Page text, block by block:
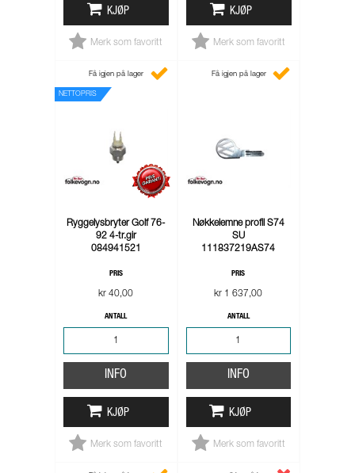
KJØP
Merk som favoritt
KJØP
Merk som favoritt
NETTOPRIS
Få igjen på lager
Ryggelysbryter Golf 76-
92 4-tr.gir
084941521
PRIS
kr 40,00
ANTALL
INFO
KJØP
Merk som favoritt
Få igjen på lager
Nøkkelemne profil S74
SU
111837219AS74
PRIS
kr 1 637,00
ANTALL
INFO
KJØP
Merk som favoritt